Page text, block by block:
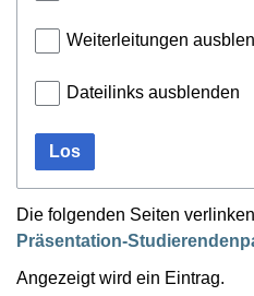
Weiterleitungen
Dateilinks ausblenden
Los
Die folgenden Seiten
Präsentation-
Angezeigt wird ein Eintrag.